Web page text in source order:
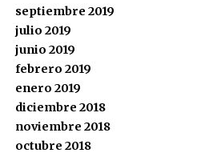
septiembre 2019
julio 2019
junio 2019
febrero 2019
enero 2019
diciembre 2018
noviembre 2018
octubre 2018